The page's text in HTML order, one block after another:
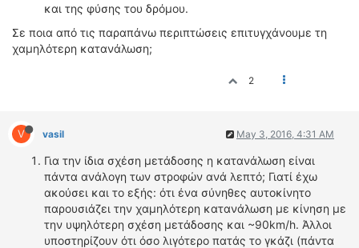
και της φύσης του δρόμου.
Σε ποια από τις παραπάνω περιπτώσεις επιτυγχάνουμε τη
χαμηλότερη κατανάλωση;
2
V vasil May 3, 2016, 4:31 AM
Για την ίδια σχέση μετάδοσης η κατανάλωση είναι
πάντα ανάλογη των στροφών ανά λεπτό; Γιατί έχω
ακούσει και το εξής: ότι ένα σύνηθες αυτοκίνητο
παρουσιάζει την χαμηλότερη κατανάλωση με κίνηση με
την υψηλότερη σχέση μετάδοσης και ~90km/h. Άλλοι
υποστηρίζουν ότι όσο λιγότερο πατάς το γκάζι (πάντα
4T CLASSIC
ΑΓΩΝΙΣΤΙΚΑ ΑΥΤΟΚΙΝΗΤΑ
ΑΓΩΝΕΣ/ΔΙΟΡΓΑΝΩΣΕΙΣ
ΑΓΟΡΑ
ΠΩΛΗΣΕΙΣ
ΠΡΟΣΦΟΡΕΣ